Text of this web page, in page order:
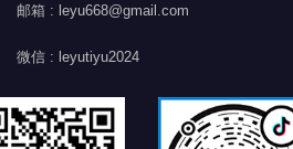
邮箱 : leyu668@gmail.com
微信 : leyutiyu2024